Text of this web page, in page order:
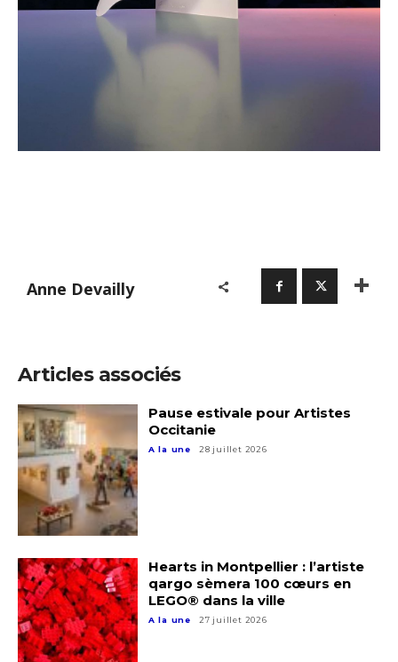
Anne Devailly
Articles associés
Pause estivale pour Artistes
Occitanie
A la une 28 juillet 2026
Hearts in Montpellier : l’artiste
qargo sèmera 100 cœurs en
LEGO® dans la ville
A la une 27 juillet 2026